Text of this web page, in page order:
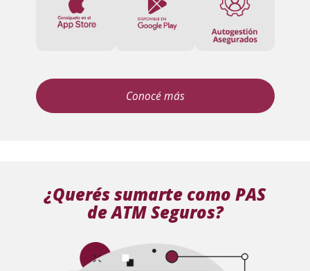
Conocé más
¿Querés sumarte como PAS
de ATM Seguros?